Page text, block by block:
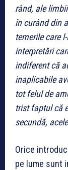
rând, ale
în curând din
temerile care
interpretări
indiferent că
inaplicabile
tot felul de
trist faptul că
secundă,
Orice
pe lume sunt